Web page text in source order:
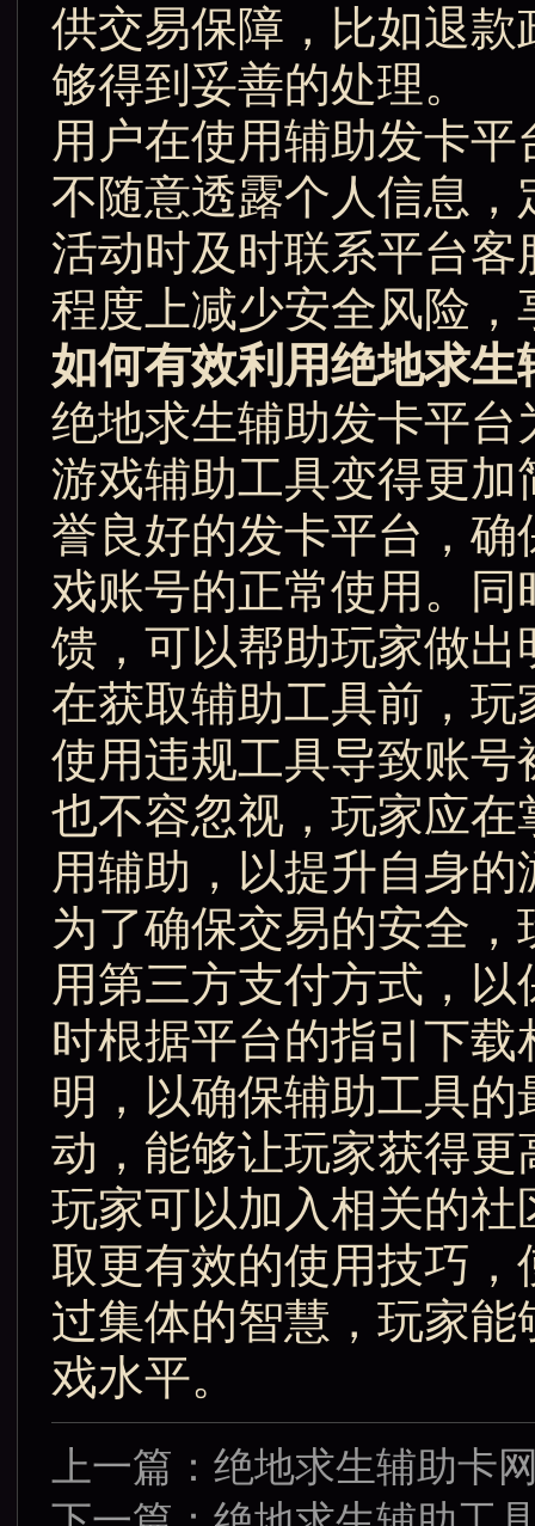
供交易保障，比如退
够得到妥善的处理。
用户在使用辅助发卡
不随意透露个人信息
活动时及时联系平台
程度上减少安全风险
如何有效利用绝地求生
绝地求生辅助发卡平
游戏辅助工具变得更
誉良好的发卡平台，
戏账号的正常使用。
馈，可以帮助玩家做出
在获取辅助工具前，
使用违规工具导致账
也不容忽视，玩家应
用辅助，以提升自身
为了确保交易的安全
用第三方支付方式，
时根据平台的指引下
明，以确保辅助工具
动，能够让玩家获得
玩家可以加入相关的
取更有效的使用技巧
过集体的智慧，玩家
戏水平。
上一篇： 绝地求生辅助卡